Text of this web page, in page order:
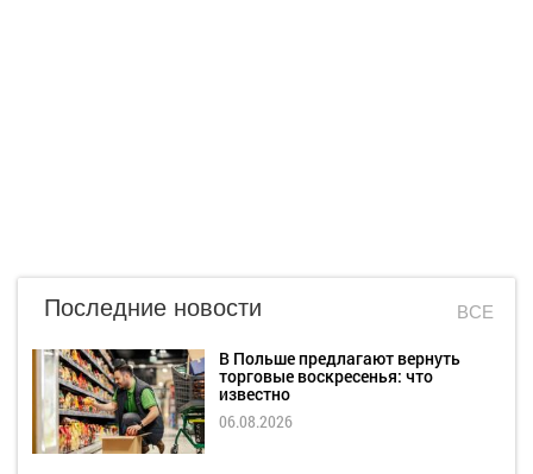
Последние новости ВСЕ
В Польше предлагают вернуть
торговые воскресенья: что
известно
06.08.2026